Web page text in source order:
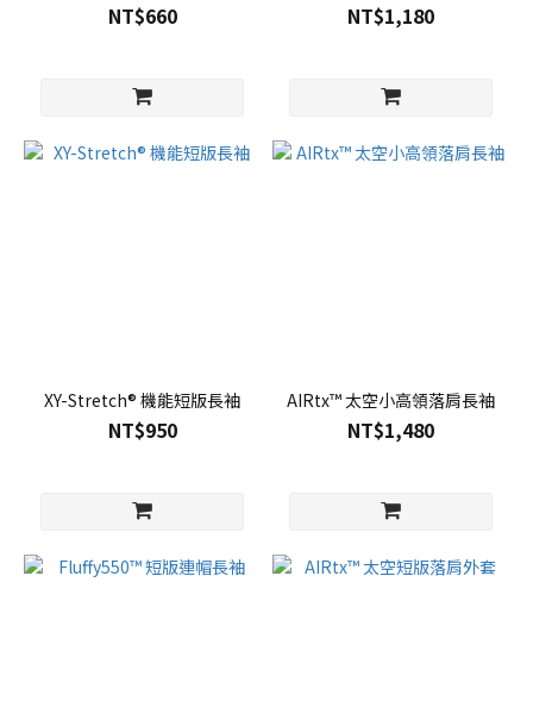
NT$660 NT$1,180
XY-Stretch® 機能短版長袖
NT$950
AIRtx™ 太空小高領落肩長袖
NT$1,480